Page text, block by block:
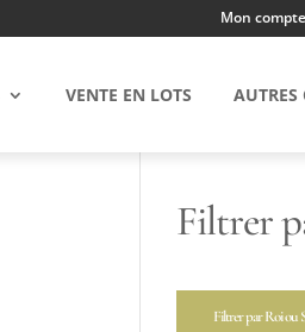
Mon compte
VENTE EN LOTS AUTRES
Filtrer
Filtrer par Roi ou